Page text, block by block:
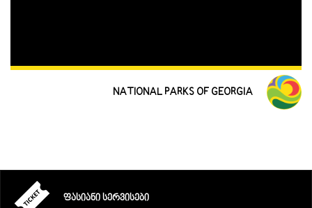
NATIONAL PARKS OF GEORGIA
ᲤᲐᲡᲘᲐᲜᲘ ᲡᲔᲠᲕᲘᲡᲔᲑᲘ